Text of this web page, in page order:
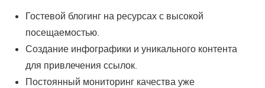
Гостевой блогинг на ресурсах с высокой
посещаемостью.
Создание инфографики и уникального контента
для привлечения ссылок.
Постоянный мониторинг качества уже